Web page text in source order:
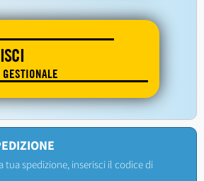
spedizione, inserisci il codice di